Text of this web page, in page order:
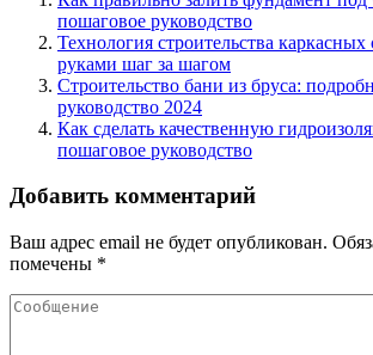
пошаговое руководство
Технология строительства
руками шаг за шагом
Строительство бани из бруса:
руководство 2024
Как сделать качественную
пошаговое руководство
Добавить комментарий
Ваш адрес email не будет опубликован.
помечены *